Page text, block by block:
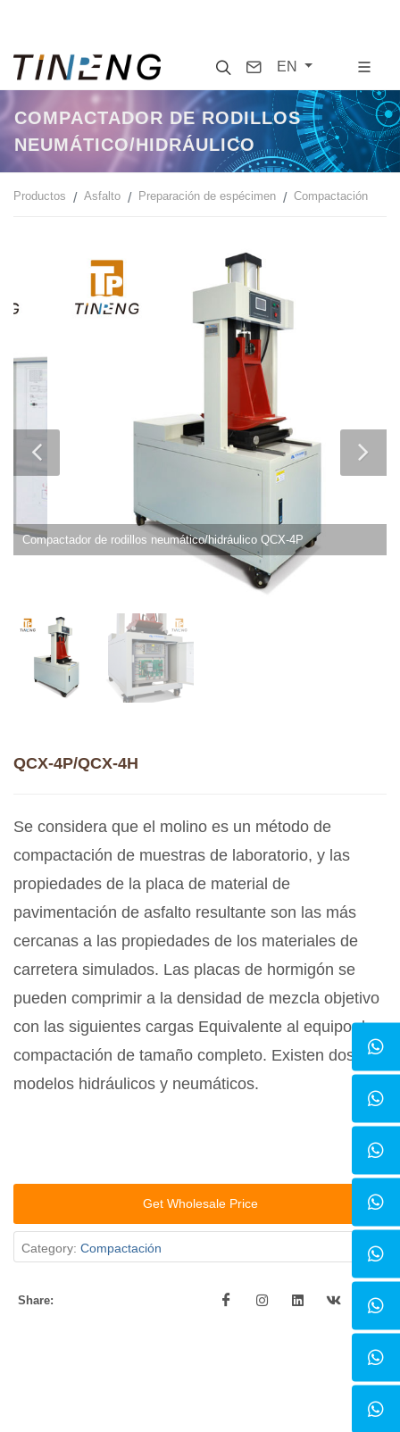
SearchContact
EN
COMPACTADOR DE RODILLOS
NEUMÁTICO/HIDRÁULICO
Productos Asfalto Preparación de espécimen Compactación
Compactador de rodillos neumático/hidráulico QCX-4P
QCX-4P/QCX-4H
Se considera que el molino es un método de
compactación de muestras de laboratorio, y las
propiedades de la placa de material de
pavimentación de asfalto resultante son las más
cercanas a las propiedades de los materiales de
carretera simulados. Las placas de hormigón se
pueden comprimir a la densidad de mezcla objetivo
con las siguientes cargas Equivalente al equipo de
compactación de tamaño completo. Existen dos
modelos hidráulicos y neumáticos.
Get Wholesale Price
Category: Compactación
Share: